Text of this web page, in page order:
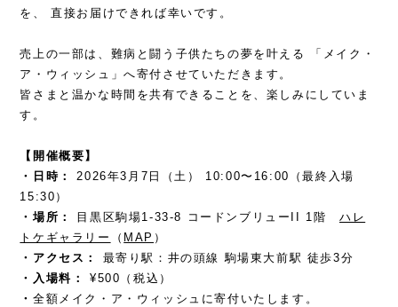
を、 直接お届けできれば幸いです。
売上の一部は、難病と闘う子供たちの夢を叶える 「メイク・
ア・ウィッシュ」へ寄付させていただきます。
皆さまと温かな時間を共有できることを、楽しみにしていま
す。
【開催概要】
・ 日時：
2026年3月7日（土） 10:00〜16:00（最終入場
15:30）
・ 場所： 目黒区駒場1-33-8 コードンブリューII 1階ハレ
トケギャラリー
（ MAP ）
・ アクセス：
最寄り駅：井の頭線 駒場東大前駅 徒歩3分
・ 入場料：
¥500（税込）
・ 全額メイク・ア・ウィッシュに寄付いたします。